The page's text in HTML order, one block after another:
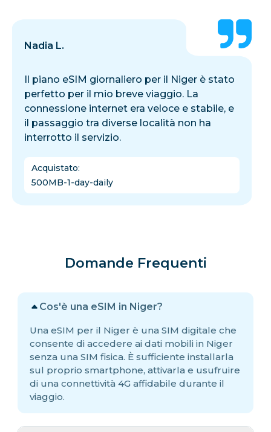
Nadia L.
Il piano eSIM giornaliero per il Niger è stato
perfetto per il mio breve viaggio. La
connessione internet era veloce e stabile, e
il passaggio tra diverse località non ha
interrotto il servizio.
Acquistato:
500MB-1-day-daily
Domande Frequenti
Cos'è una eSIM in Niger?
Una eSIM per il Niger è una SIM digitale che
consente di accedere ai dati mobili in Niger
senza una SIM fisica. È sufficiente installarla
sul proprio smartphone, attivarla e usufruire
di una connettività 4G affidabile durante il
viaggio.